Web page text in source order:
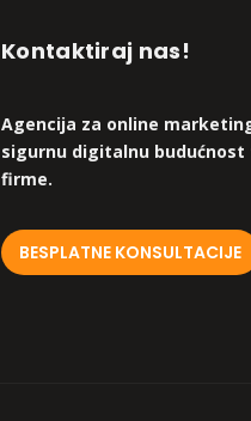
Kontaktiraj nas!
Agencija za online
sigurnu digitalnu budućnost
firme.
BESPLATNE KONSULTACIJE